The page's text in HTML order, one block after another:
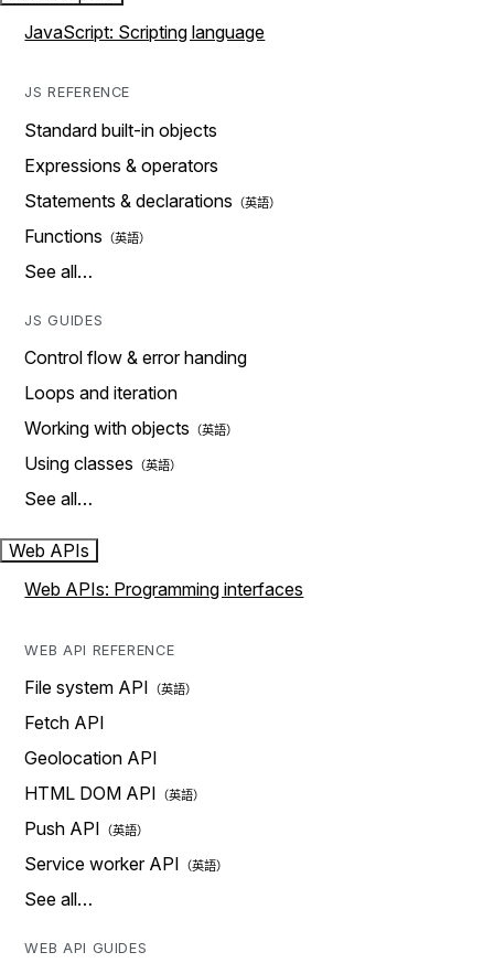
JavaScript: Scripting language
JS REFERENCE
Standard built-in objects
Expressions & operators
Statements & declarations
Functions
See all…
JS GUIDES
Control flow & error handing
Loops and iteration
Working with objects
Using classes
See all…
Web APIs
Web APIs: Programming interfaces
WEB API REFERENCE
File system API
Fetch API
Geolocation API
HTML DOM API
Push API
Service worker API
See all…
WEB API GUIDES